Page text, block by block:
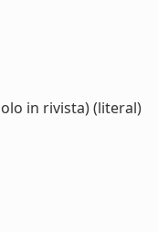
in rivista) (literal)